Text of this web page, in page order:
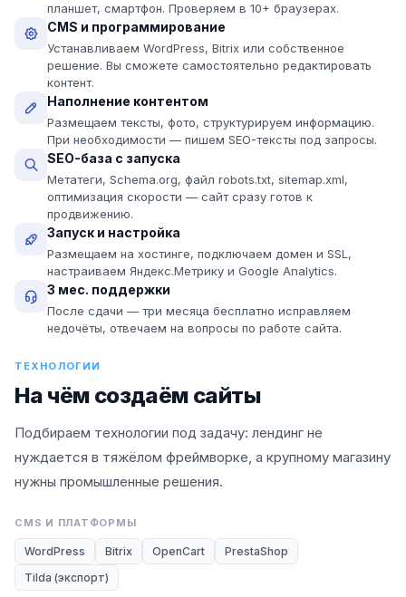
планшет, смартфон. Проверяем в 10+ браузерах.
CMS и программирование
Устанавливаем WordPress, Bitrix или собственное
решение. Вы сможете самостоятельно редактировать
контент.
Наполнение контентом
Размещаем тексты, фото, структурируем информацию.
При необходимости — пишем SEO-тексты под запросы.
SEO-база с запуска
Метатеги, Schema.org, файл robots.txt, sitemap.xml,
оптимизация скорости — сайт сразу готов к
продвижению.
Запуск и настройка
Размещаем на хостинге, подключаем домен и SSL,
настраиваем Яндекс.Метрику и Google Analytics.
3 мес. поддержки
После сдачи — три месяца бесплатно исправляем
недочёты, отвечаем на вопросы по работе сайта.
ТЕХНОЛОГИИ
На чём создаём сайты
Подбираем технологии под задачу: лендинг не
нуждается в тяжёлом фреймворке, а крупному магазину
нужны промышленные решения.
CMS И ПЛАТФОРМЫ
WordPress Bitrix OpenCart
PrestaShop
Tilda (экспорт)